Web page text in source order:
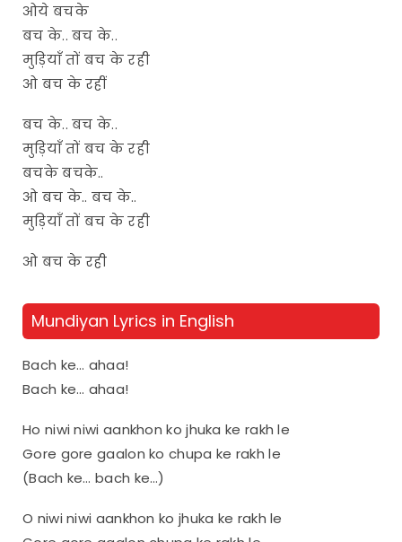
ओये बचके
बच के.. बच के..
मुड़ियाँ तों बच के रही
ओ बच के रहीं
बच के.. बच के..
मुड़ियाँ तों बच के रही
बचके बचके..
ओ बच के.. बच के..
मुड़ियाँ तों बच के रही
ओ बच के रही
Mundiyan Lyrics in English
Bach ke… ahaa!
Bach ke… ahaa!
Ho niwi niwi aankhon ko jhuka ke rakh le
Gore gore gaalon ko chupa ke rakh le
(Bach ke… bach ke…)
O niwi niwi aankhon ko jhuka ke rakh le